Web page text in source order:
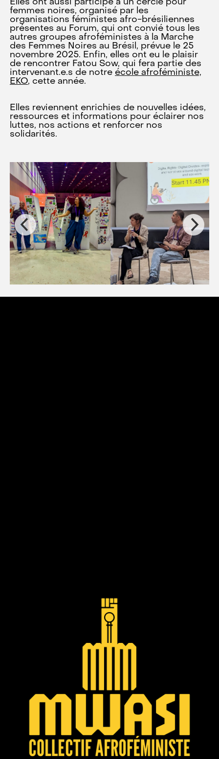
Elles ont aussi participé à un cercle pour
femmes noires, organisé par les
organisations féministes afro-brésiliennes
présentes au Forum, qui ont convié tous les
autres groupes afroféministes à la Marche
des Femmes Noires au Brésil, prévue le 25
novembre 2025. Enfin, elles ont eu le plaisir
de rencontrer Fatou Sow, qui fera partie des
intervenant.e.s de notre école afroféministe,
EKO, cette année.
Elles reviennent enrichies de nouvelles idées,
ressources et informations pour éclairer nos
luttes, nos actions et renforcer nos
solidarités.